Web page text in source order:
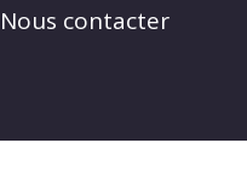
Nous contacter